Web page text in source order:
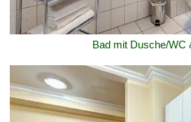
Bad mit Dusche/WC